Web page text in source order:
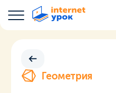
Геометрия